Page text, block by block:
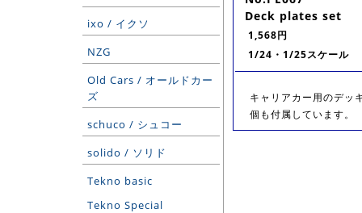
ixo / イクソ
NZG
Old Cars / オールドカー
ズ
schuco / シュコー
solido / ソリド
Tekno basic
Tekno Special
Deck plates set
1,568円
1/24・1/25スケール
キャリアカー用のデッ
個も付属しています。